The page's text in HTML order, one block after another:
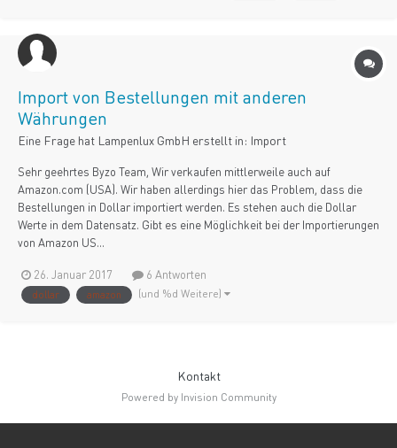
Import von Bestellungen mit anderen
Währungen
Eine Frage hat Lampenlux GmbH erstellt in: Import
Sehr geehrtes Byzo Team, Wir verkaufen mittlerweile auch auf
Amazon.com (USA). Wir haben allerdings hier das Problem, dass die
Bestellungen in Dollar importiert werden. Es stehen auch die Dollar
Werte in dem Datensatz. Gibt es eine Möglichkeit bei der Importierungen
von Amazon US...
26. Januar 2017 6 Antworten
dollar amazon (und %d Weitere)
Kontakt
Powered by Invision Community